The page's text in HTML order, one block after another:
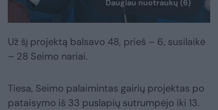
Daugiau nuotraukų (6)
Už šį projektą balsavo 48, prieš – 6, susilaikė
– 28 Seimo nariai.
Tiesa, Seimo palaimintas gairių projektas po
pataisymo iš 33 puslapių sutrumpėjo iki 13.